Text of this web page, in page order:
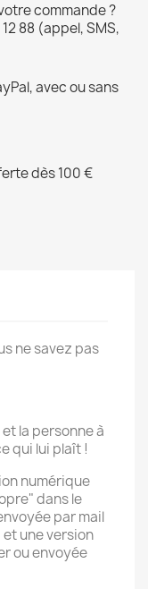
commande ?
88 (appel, SMS,
avec ou sans
dès 100 €
ne savez pas
la personne à
qui lui plaît !
numérique
dans le
par mail
une version
ou envoyée